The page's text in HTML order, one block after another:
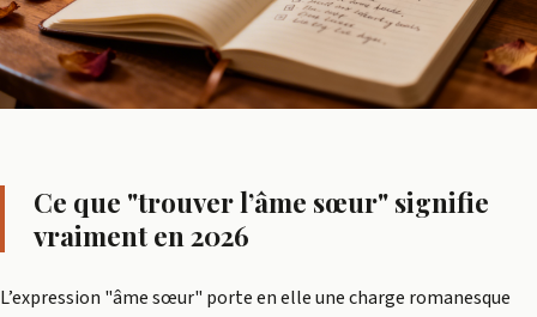
Ce que "trouver l’âme sœur" signifie
vraiment en 2026
L’expression "âme sœur" porte en elle une charge romanesque